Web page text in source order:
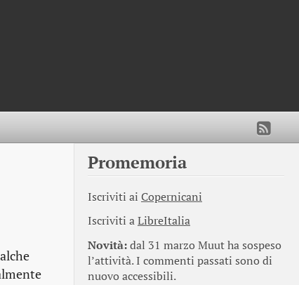
Promemoria
Iscriviti ai Copernicani
Iscriviti aLibreItalia
Novità:dal 31 marzo Muut ha sospeso
l’attività. I commenti passati sono di
nuovo accessibili.